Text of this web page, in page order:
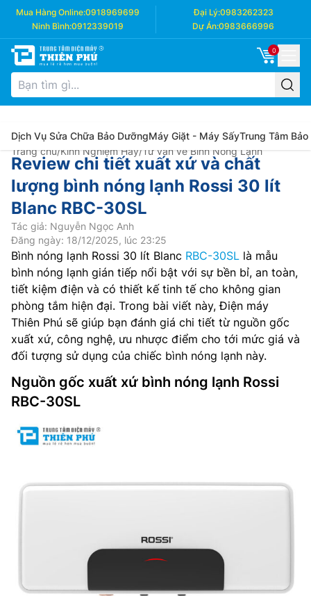
Mua Hàng Online:0918969699 Đại Lý:0983262323
Ninh Bình:0912339019 Dự Án:0983666996
0
Dịch Vụ Sửa Chữa Bảo DưỡngMáy Giặt - Máy SấyTrung Tâm Bảo
Trang chủ/Kinh Nghiệm Hay/Tư vấn về Bình Nóng Lạnh
Review chi tiết xuất xứ và chất
lượng bình nóng lạnh Rossi 30 lít
Blanc RBC-30SL
Tác giả: Nguyễn Ngọc Anh
Đăng ngày: 18/12/2025, lúc 23:25
Bình nóng lạnh Rossi 30 lít Blanc RBC-30SL là mẫu
bình nóng lạnh gián tiếp nổi bật với sự bền bỉ, an toàn,
tiết kiệm điện và có thiết kế tinh tế cho không gian
phòng tắm hiện đại. Trong bài viết này, Điện máy
Thiên Phú sẽ giúp bạn đánh giá chi tiết từ nguồn gốc
xuất xứ, công nghệ, ưu nhược điểm cho tới mức giá và
đối tượng sử dụng của chiếc bình nóng lạnh này.
Nguồn gốc xuất xứ bình nóng lạnh Rossi
RBC-30SL